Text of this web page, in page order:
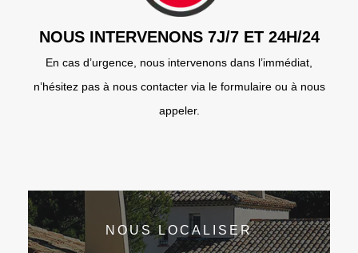
NOUS INTERVENONS 7J/7 ET 24H/24
En cas d’urgence, nous intervenons dans l’immédiat,
n’hésitez pas à nous contacter via le formulaire ou à nous
appeler.
NOUS LOCALISER